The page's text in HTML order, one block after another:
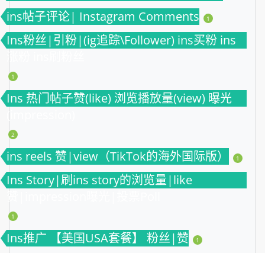
ins帖子评论| Instagram Comments 1
Ins粉丝|引粉|(ig追踪\Follower) ins买粉 ins
涨粉 ins刷粉丝
1
Ins 热门帖子赞(like) 浏览播放量(view) 曝光
(impression)
2
ins reels 赞|view（TikTok的海外国际版） 1
Ins Story|刷ins story的浏览量|like
赞|impression曝光|投票Poll
1
Ins推广 【美国USA套餐】 粉丝|赞 1